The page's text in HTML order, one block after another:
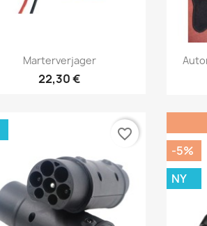
Vis her
Marterverjager
22,30 €
favorite_border
-5%
NY